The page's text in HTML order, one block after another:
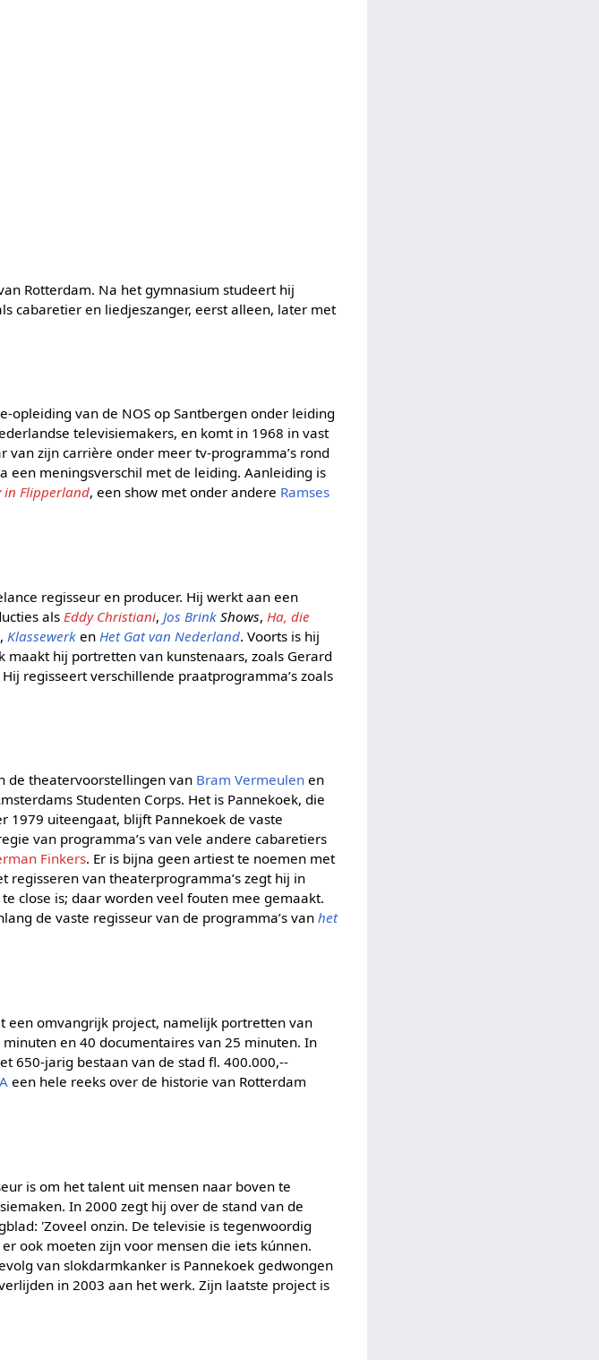
Rotterdam. Na het gymnasium studeert hij
cabaretier en liedjeszanger, eerst alleen, later met
opleiding van de NOS op Santbergen onder leiding
televisiemakers, en komt in 1968 in vast
van zijn carrière onder meer tv-programma’s rond
een meningsverschil met de leiding. Aanleiding is
in Flipperland, een show met onder andere Ramses
regisseur en producer. Hij werkt aan een
als Eddy Christiani, Jos Brink Shows, Ha, die
, Klassewerk en Het Gat van Nederland. Voorts is hij
maakt hij portretten van kunstenaars, zoals Gerard
Hij regisseert verschillende praatprogramma’s zoals
de theatervoorstellingen van Bram Vermeulen en
Studenten Corps. Het is Pannekoek, die
1979 uiteengaat, blijft Pannekoek de vaste
van programma’s van vele andere cabaretiers
Finkers. Er is bijna geen artiest te noemen met
van theaterprogramma’s zegt hij in
close is; daar worden veel fouten mee gemaakt.
de vaste regisseur van de programma’s vanhet
een omvangrijk project, namelijk portretten van
en 40 documentaires van 25 minuten. In
650-jarig bestaan van de stad fl. 400.000,--
een hele reeks over de historie van Rotterdam
is om het talent uit mensen naar boven te
In 2000 zegt hij over de stand van de
'Zoveel onzin. De televisie is tegenwoordig
ook moeten zijn voor mensen die iets kúnnen.
van slokdarmkanker is Pannekoek gedwongen
in 2003 aan het werk. Zijn laatste project is